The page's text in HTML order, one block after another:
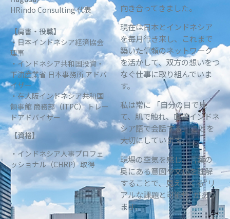
HRindo Consulting 代表
【肩書・役職】
・日本インドネシア経済協会
理事
・インドネシア共和国投資・
下流産業省 日本事務所 アドバ
イザー
・在大阪インドネシア共和国
領事館 商務部（ITPC） トレー
ドアドバイザー
【資格】
・インドネシア人事プロフェ
ッショナル（CHRP）取得
向き合ってきました。
現在は日本とインドネシア
を毎月行き来し、これまで
築いた信頼のネットワーク
を活かして、双方の想いをつ
なぐ仕事に取り組んでいま
す。
私は常に 「自分の目で見
て、肌で触れ、直接インドネ
シア語で会話する」 ことを
大切にしています。
現場の空気を感じ、言葉の
奥にある意図や文化を理解
することで、見えてくる“リ
アルな課題と可能性”があり
ます。